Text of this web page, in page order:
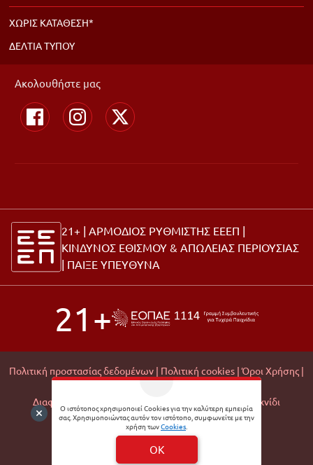
Ο ιστότοπος χρησιμοποιεί Cookies για την καλύτερη εμπειρία
σας. Χρησιμοποιώντας αυτόν τον ιστότοπο, συμφωνείτε με την
χρήση τωνCookies.
OK
ΧΩΡΙΣ ΚΑΤΑΘΕΣΗ*
ΔΕΛΤΙΑ ΤΥΠΟΥ
Ακολουθήστε μας
21+ | ΑΡΜΟΔΙΟΣ ΡΥΘΜΙΣΤΗΣ ΕΕΕΠ |
ΚΙΝΔΥΝΟΣ ΕΘΙΣΜΟΥ & ΑΠΩΛΕΙΑΣ ΠΕΡΙΟΥΣΙΑΣ
| ΠΑΙΞΕ ΥΠΕΥΘΥΝΑ
21+
Πολιτική προστασίας δεδομένων | Πολιτική cookies | Όροι Χρήσης |
Διαφάνεια Εμπορικών Συνεργασιών |
Υπεύθυνο Παιχνίδι
© 2026 Matchmoney
Developed byDigital Winners